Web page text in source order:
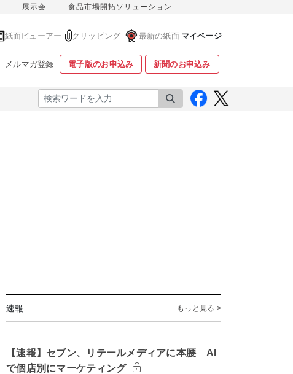
展示会 食品市場開拓ソリューション
紙面ビューアー クリッピング 最新の紙面 マイページ
メルマガ登録 電子版のお申込み 新聞のお申込み
検索
速報 もっと見る >
【速報】セブン、リテールメディアに本腰 AI
で個店別にマーケティング